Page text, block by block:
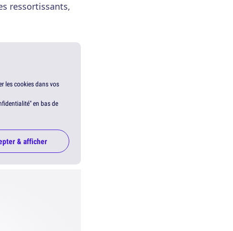
ressortissants,
les cookies dans vos
en bas de
& afficher